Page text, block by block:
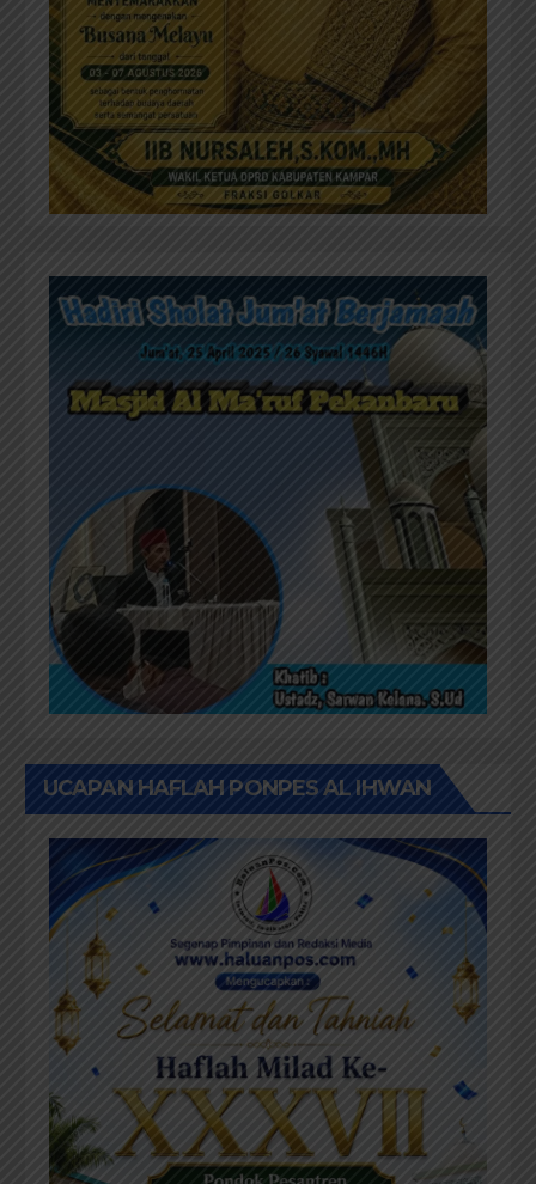
UCAPAN HAFLAH PONPES AL IHWAN